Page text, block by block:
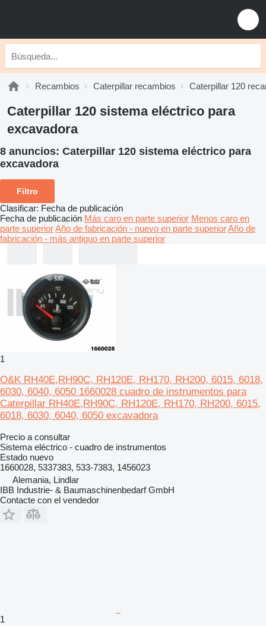
Recambios Caterpillar recambios Caterpillar 120
Caterpillar 120 sistema eléctrico para
excavadora
8 anuncios: Caterpillar 120 sistema eléctrico para
excavadora
Filtro
Clasificar: Fecha de publicación
Fecha de publicación Más caro en parte superior Menos caro en
parte superiorAño de fabricación - nuevo en parte superiorAño de
fabricación - más antiguo en parte superior
1
O&K RH40E,RH90C, RH120E, RH170, RH200, 6015, 6018,
6030, 6040, 6050 1660028 cuadro de instrumentos para
Caterpillar RH40E,RH90C, RH120E, RH170, RH200, 6015,
6018, 6030, 6040, 6050 excavadora
Precio a consultar
Sistema eléctrico - cuadro de instrumentos
Estado nuevo
1660028, 5337383, 533-7383, 1456023
Alemania, Lindlar
IBB Industrie- & Baumaschinenbedarf GmbH
Contacte con el vendedor
1